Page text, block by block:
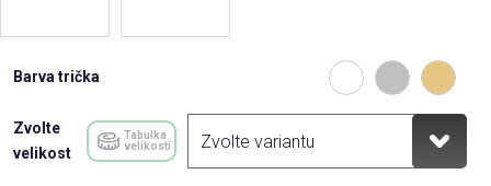
Barva trička
Zvolte
velikost
Tabulka
velikostí